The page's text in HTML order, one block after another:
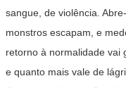
sangue, de violência.
monstros escapam, e
retorno à normalidade vai
e quanto mais vale de